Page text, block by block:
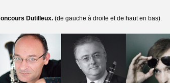
Dutilleux.(de gauche à droite et de haut en bas).